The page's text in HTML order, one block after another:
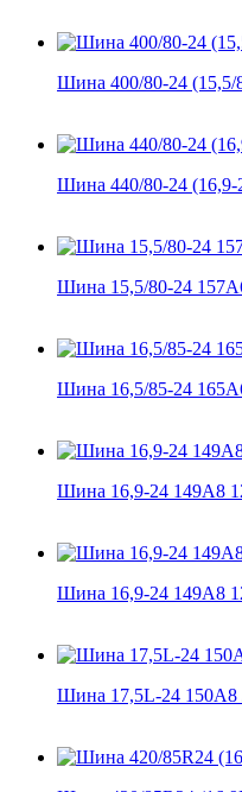
Шина 400/80-24 (15,5/
Шина 440/80-24 (16,9-
Шина 15,5/80-24
Шина 16,5/85-24
Шина 16,9-24 149A8
Шина 16,9-24 149A8
Шина 17,5L-24 150A8